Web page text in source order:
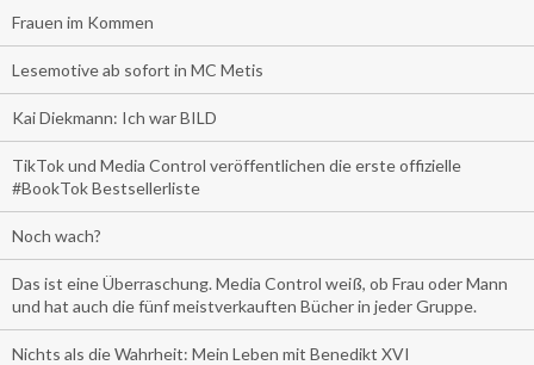
Frauen im Kommen
Lesemotive ab sofort in MC Metis
Kai Diekmann: Ich war BILD
TikTok und Media Control veröffentlichen die erste offizielle
#BookTok Bestsellerliste
Noch wach?
Das ist eine Überraschung. Media Control weiß, ob Frau oder Mann
und hat auch die fünf meistverkauften Bücher in jeder Gruppe.
Nichts als die Wahrheit: Mein Leben mit Benedikt XVI